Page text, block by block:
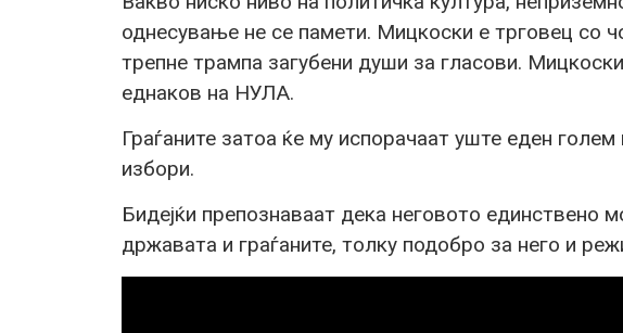
однесување не се памети. Мицкоски е трговец со
трепне трампа загубени души за гласови.
еднаков на НУЛА.
Граѓаните затоа ќе му испорачаат уште еден голем
избори.
Бидејќи препознаваат дека неговото единствено
државата и граѓаните, толку подобро за него и